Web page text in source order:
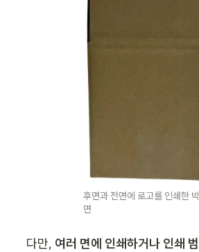
후면과 전면에 로고를 인쇄한
면
다만, 여러 면에 인쇄하거나 인쇄